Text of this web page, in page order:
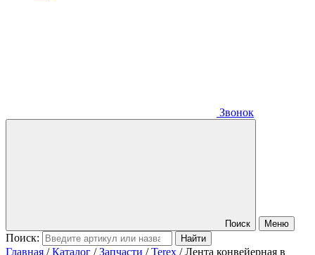
Звонок
Поиск Меню
Поиск:
Главная /Каталог /Запчасти /Terex /Лента конвейерная в